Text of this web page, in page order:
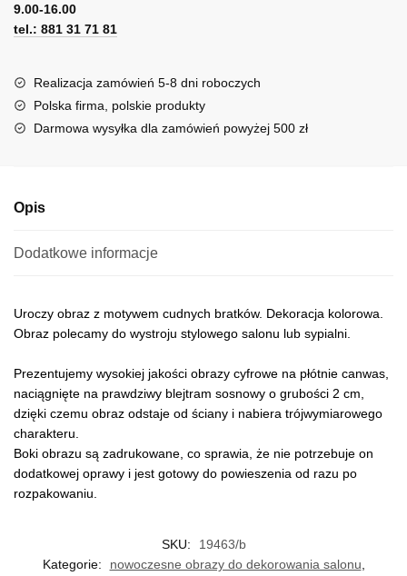
9.00-16.00
tel.: 881 31 71 81
Realizacja zamówień 5-8 dni roboczych
Polska firma, polskie produkty
Darmowa wysyłka dla zamówień powyżej 500 zł
Opis
Dodatkowe informacje
Uroczy obraz z motywem cudnych bratków. Dekoracja kolorowa.
Obraz polecamy do wystroju stylowego salonu lub sypialni.
Prezentujemy wysokiej jakości obrazy cyfrowe na płótnie canwas,
naciągnięte na prawdziwy blejtram sosnowy o grubości 2 cm,
dzięki czemu obraz odstaje od ściany i nabiera trójwymiarowego
charakteru.
Boki obrazu są zadrukowane, co sprawia, że nie potrzebuje on
dodatkowej oprawy i jest gotowy do powieszenia od razu po
rozpakowaniu.
SKU:
19463/b
Kategorie:
nowoczesne obrazy do dekorowania salonu